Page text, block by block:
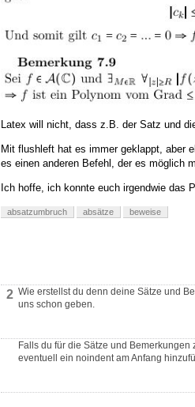
Latex will nicht, dass z.B. der Satz und
Mit flushleft hat es immer geklappt, aber
es einen anderen Befehl, der es möglich
Ich hoffe, ich konnte euch irgendwie das
absatzumbruch absätze beweise
2 Wie erstellst du denn deine Sätze und
uns schon geben.
Falls du für die Sätze und
eventuell ein noindent am Anfang